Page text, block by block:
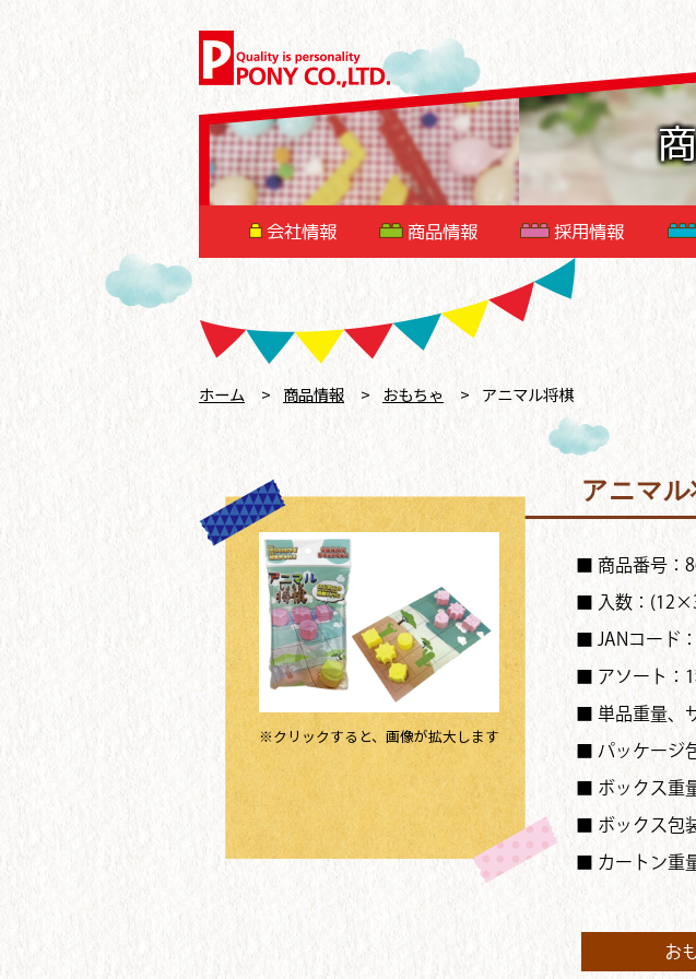
会社情報 商品情報 採用情報
ホーム > 商品情報 > おもちゃ > アニマル将棋
アニマル
※クリックすると、画像が拡大します
■ 商品番号：
■ 入数：
■ JANコード
■ アソート：
■ 単品重量、
■ パッケージ
■ ボックス重
■ ボックス包
■ カートン重
お